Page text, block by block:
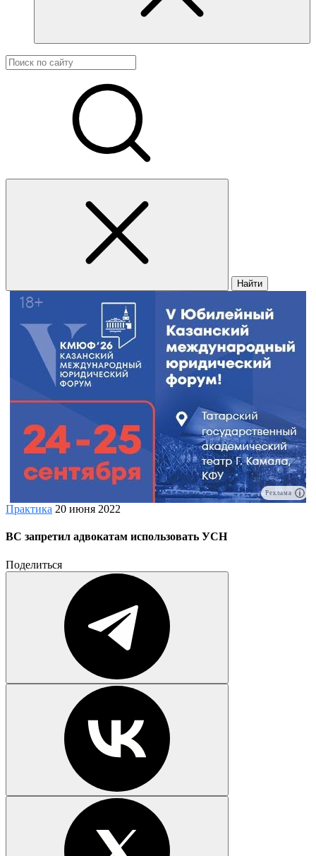
Найти
Реклама
Практика 20 июня 2022
ВС запретил адвокатам использовать УСН
Поделиться